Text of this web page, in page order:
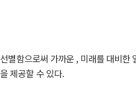
별함으로써 가까운 , 미래를 대비한
제공할 수 있다.